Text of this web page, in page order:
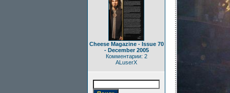
Cheese Magazine - Issue 70
- December 2005
Комментарии: 2
ALuserX